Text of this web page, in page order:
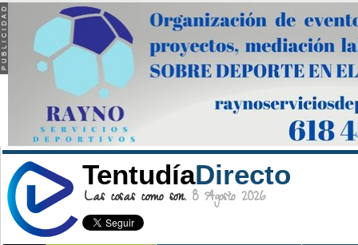
TentudíaDirecto
Las cosas como son. 8 Agosto 2026